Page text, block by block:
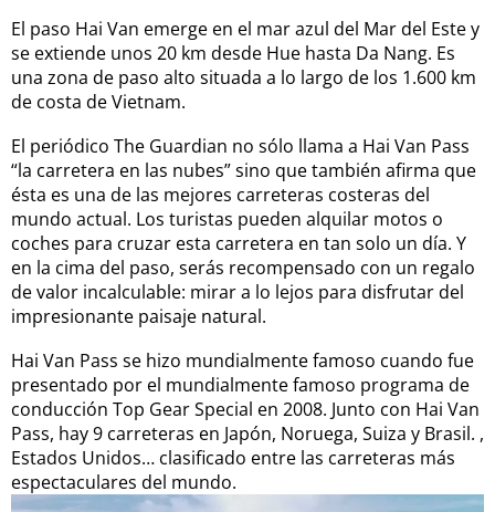
El paso Hai Van emerge en el mar azul del Mar del Este y
se extiende unos 20 km desde Hue hasta Da Nang. Es
una zona de paso alto situada a lo largo de los 1.600 km
de costa de Vietnam.
El periódico The Guardian no sólo llama a Hai Van Pass
“la carretera en las nubes” sino que también afirma que
ésta es una de las mejores carreteras costeras del
mundo actual. Los turistas pueden alquilar motos o
coches para cruzar esta carretera en tan solo un día. Y
en la cima del paso, serás recompensado con un regalo
de valor incalculable: mirar a lo lejos para disfrutar del
impresionante paisaje natural.
Hai Van Pass se hizo mundialmente famoso cuando fue
presentado por el mundialmente famoso programa de
conducción Top Gear Special en 2008. Junto con Hai Van
Pass, hay 9 carreteras en Japón, Noruega, Suiza y Brasil. ,
Estados Unidos… clasificado entre las carreteras más
espectaculares del mundo.